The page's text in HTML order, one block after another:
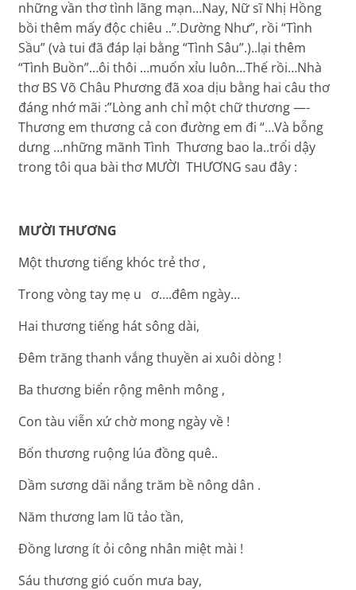
những vần thơ tình lãng mạn…Nay, Nữ sĩ Nhị Hồng
bồi thêm mấy độc chiêu ..”.Dường Như”, rồi “Tình
Sầu” (và tui đã đáp lại bằng “Tình Sâu”.)..lại thêm
“Tình Buồn”…ôi thôi …muốn xỉu luôn…Thế rồi…Nhà
thơ BS Võ Châu Phương đã xoa dịu bằng hai câu thơ
đáng nhớ mãi :”Lòng anh chỉ một chữ thương —-
Thương em thương cả con đường em đi “…Và bỗng
dưng …những mãnh Tình Thương bao la..trổi dậy
trong tôi qua bài thơ MƯỜI THƯƠNG sau đây :
MƯỜI THƯƠNG
Một thương tiếng khóc trẻ thơ ,
Trong vòng tay mẹ u ơ….đêm ngày…
Hai thương tiếng hát sông dài,
Đêm trăng thanh vắng thuyền ai xuôi dòng !
Ba thương biển rộng mênh mông ,
Con tàu viễn xứ chờ mong ngày về !
Bốn thương ruộng lúa đồng quê..
Dầm sương dãi nắng trăm bề nông dân .
Năm thương lam lũ tảo tần,
Đồng lương ít ỏi công nhân miệt mài !
Sáu thương gió cuốn mưa bay,